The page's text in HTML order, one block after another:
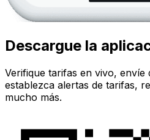
Descargue la
Verifique tarifas en vivo,
establezca alertas de tarifas,
mucho más.